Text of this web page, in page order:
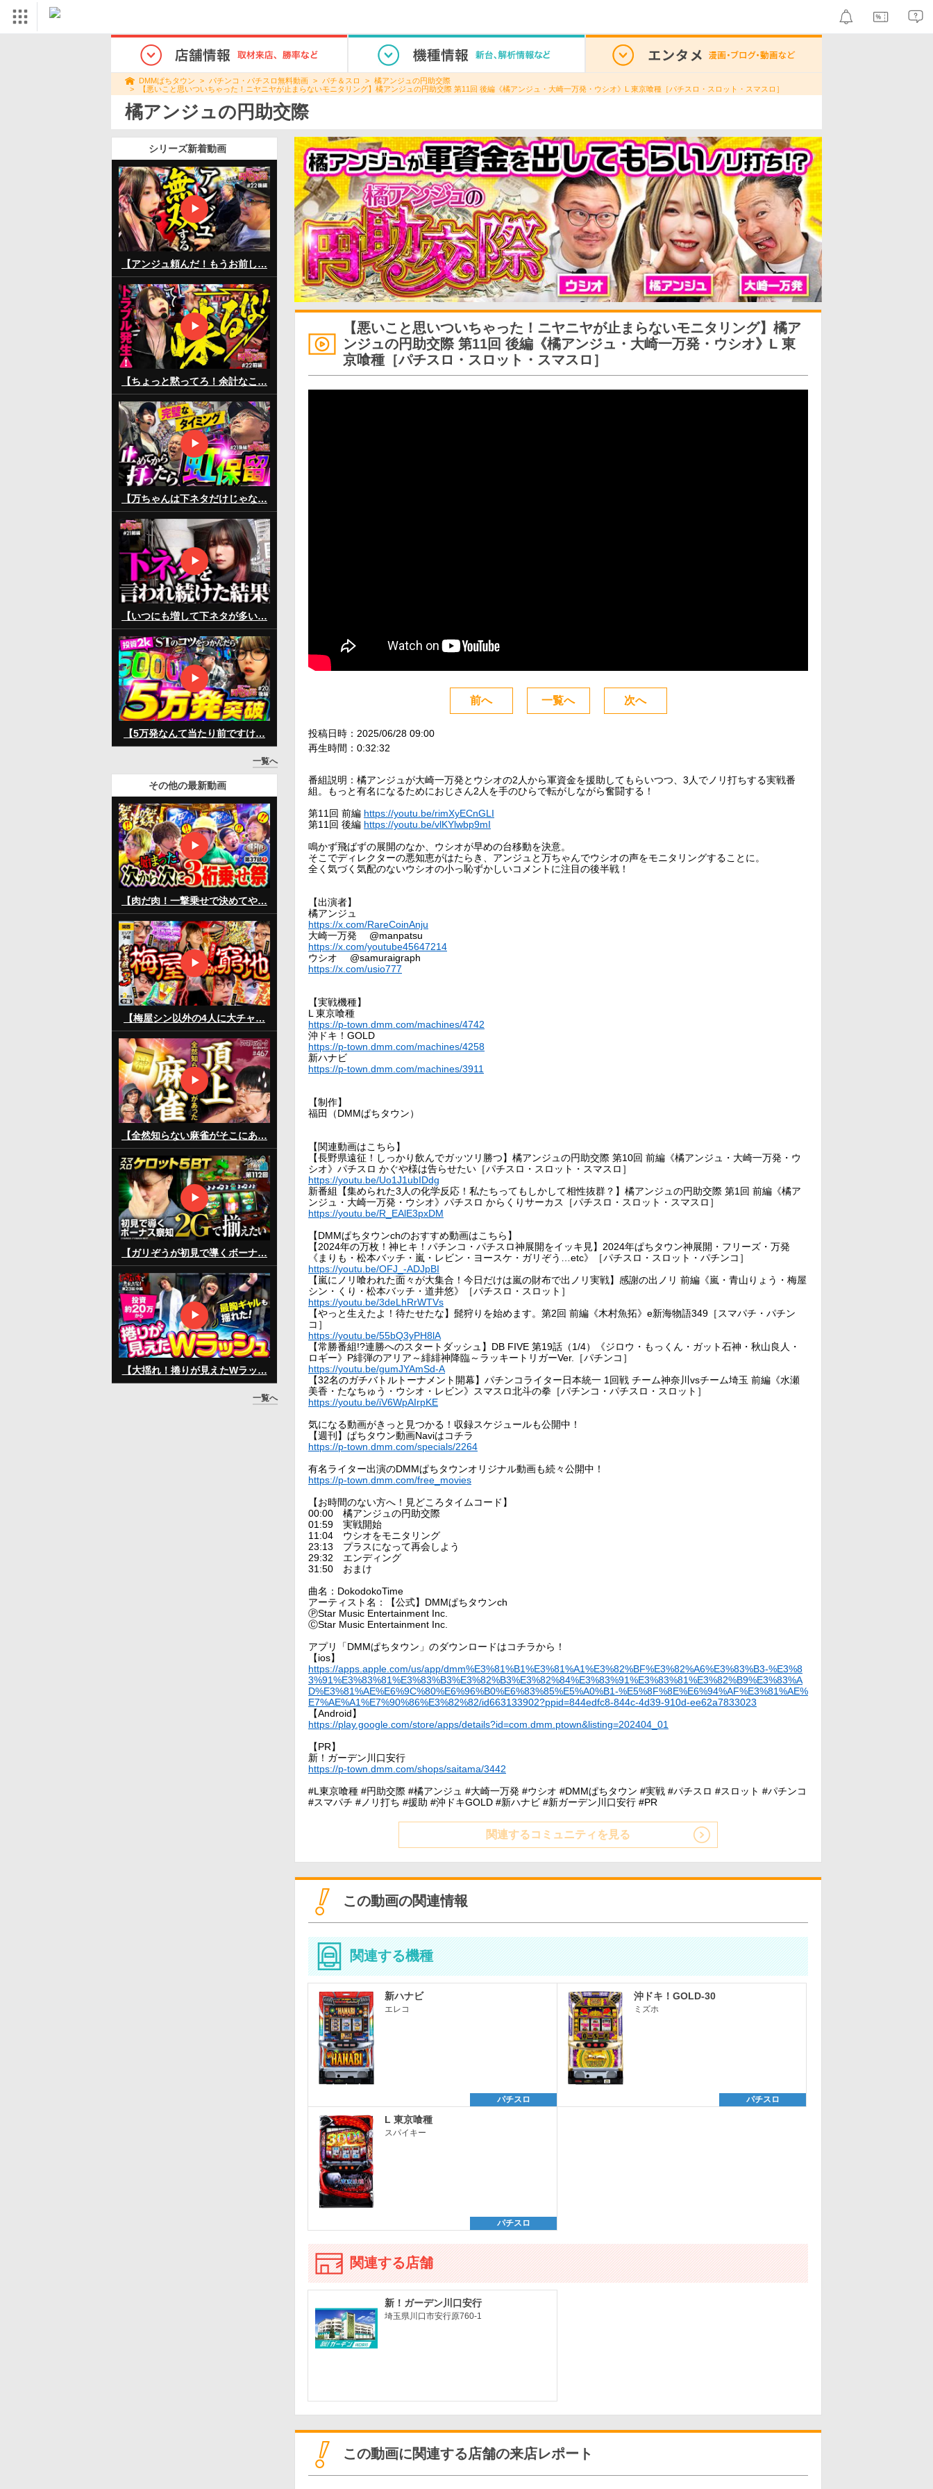
DMMぱちタウン パチンコ・パチスロ無料動画 パチ＆スロ
橘アンジュの円助交際
【悪いこと思いついちゃった！ニヤニヤが止まらないモニタリング】橘アンジュの円助交際 第11回 後編《橘アンジュ・大崎一万発・ウシオ》L 東京喰種［パチスロ・スロット・スマスロ］
橘アンジュの円助交際
シリーズ新着動画
【アンジュ頼んだ！もうお前し…
【ちょっと黙ってろ！余計なこ…
【万ちゃんは下ネタだけじゃな…
【いつにも増して下ネタが多い…
【5万発なんて当たり前ですけ…
一覧へ
その他の最新動画
【肉だ肉！一撃乗せで決めてや…
【梅屋シン以外の4人に大チャ…
【全然知らない麻雀がそこにあ…
【ガリぞうが初見で導くボーナ…
【大揺れ！捲りが見えたWラッ…
一覧へ
【悪いこと思いついちゃった！ニヤニヤが止まらないモニタリング】橘ア
ンジュの円助交際 第11回 後編《橘アンジュ・大崎一万発・ウシオ》L 東
京喰種［パチスロ・スロット・スマスロ］
前へ 一覧へ 次へ
投稿日時：2025/06/28 09:00
再生時間：0:32:32
番組説明：橘アンジュが大崎一万発とウシオの2人から軍資金を援助してもらいつつ、3人でノリ打ちする実戦番
組。もっと有名になるためにおじさん2人を手のひらで転がしながら奮闘する！
第11回 前編 https://youtu.be/rimXyECnGLI
第11回 後編 https://youtu.be/vlKYlwbp9mI
鳴かず飛ばずの展開のなか、ウシオが早めの台移動を決意。
そこでディレクターの悪知恵がはたらき、アンジュと万ちゃんでウシオの声をモニタリングすることに。
全く気づく気配のないウシオの小っ恥ずかしいコメントに注目の後半戦！
【出演者】
橘アンジュ
https://x.com/RareCoinAnju
大崎一万発 @manpatsu
https://x.com/youtube45647214
ウシオ @samuraigraph
https://x.com/usio777
【実戦機種】
L 東京喰種
https://p-town.dmm.com/machines/4742
沖ドキ！GOLD
https://p-town.dmm.com/machines/4258
新ハナビ
https://p-town.dmm.com/machines/3911
【制作】
福田（DMMぱちタウン）
【関連動画はこちら】
【長野県遠征！しっかり飲んでガッツリ勝つ】橘アンジュの円助交際 第10回 前編《橘アンジュ・大崎一万発・ウ
シオ》パチスロ かぐや様は告らせたい［パチスロ・スロット・スマスロ］
https://youtu.be/Uo1J1ubIDdg
新番組【集められた3人の化学反応！私たちってもしかして相性抜群？】橘アンジュの円助交際 第1回 前編《橘ア
ンジュ・大崎一万発・ウシオ》パチスロ からくりサーカス［パチスロ・スロット・スマスロ］
https://youtu.be/R_EAlE3pxDM
【DMMぱちタウンchのおすすめ動画はこちら】
【2024年の万枚！神ヒキ！パチンコ・パチスロ神展開をイッキ見】2024年ぱちタウン神展開・フリーズ・万発
《まりも・松本バッチ・嵐・レビン・ヨースケ・ガリぞう…etc》［パチスロ・スロット・パチンコ］
https://youtu.be/OFJ_-ADJpBI
【嵐にノリ喰われた面々が大集合！今日だけは嵐の財布で出ノリ実戦】感謝の出ノリ 前編《嵐・青山りょう・梅屋
シン・くり・松本バッチ・道井悠》［パチスロ・スロット］
https://youtu.be/3deLhRrWTVs
【やっと生えたよ！待たせたな】髭狩りを始めます。第2回 前編《木村魚拓》e新海物語349［スマパチ・パチン
コ］
https://youtu.be/55bQ3yPH8lA
【常勝番組!?連勝へのスタートダッシュ】DB FIVE 第19話（1/4）《ジロウ・もっくん・ガット石神・秋山良人・
ロギー》P緋弾のアリア～緋緋神降臨～ラッキートリガーVer.［パチンコ］
https://youtu.be/gumJYAmSd-A
【32名のガチバトルトーナメント開幕】パチンコライター日本統一 1回戦 チーム神奈川vsチーム埼玉 前編《水瀬
美香・たなちゅう・ウシオ・レビン》スマスロ北斗の拳［パチンコ・パチスロ・スロット］
https://youtu.be/iV6WpAIrpKE
気になる動画がきっと見つかる！収録スケジュールも公開中！
【週刊】ぱちタウン動画Naviはコチラ
https://p-town.dmm.com/specials/2264
有名ライター出演のDMMぱちタウンオリジナル動画も続々公開中！
https://p-town.dmm.com/free_movies
【お時間のない方へ！見どころタイムコード】
00:00 橘アンジュの円助交際
01:59 実戦開始
11:04 ウシオをモニタリング
23:13 プラスになって再会しよう
29:32 エンディング
31:50 おまけ
曲名：DokodokoTime
アーティスト名：【公式】DMMぱちタウンch
ⓅStar Music Entertainment Inc.
ⒸStar Music Entertainment Inc.
アプリ「DMMぱちタウン」のダウンロードはコチラから！
【ios】
https://apps.apple.com/us/app/dmm%E3%81%B1%E3%81%A1%E3%82%BF%E3%82%A6%E3%83%B3-%E3%8
3%91%E3%83%81%E3%83%B3%E3%82%B3%E3%82%84%E3%83%91%E3%83%81%E3%82%B9%E3%83%A
D%E3%81%AE%E6%9C%80%E6%96%B0%E6%83%85%E5%A0%B1-%E5%8F%8E%E6%94%AF%E3%81%AE%
E7%AE%A1%E7%90%86%E3%82%82/id663133902?ppid=844edfc8-844c-4d39-910d-ee62a7833023
【Android】
https://play.google.com/store/apps/details?id=com.dmm.ptown&listing=202404_01
【PR】
新！ガーデン川口安行
https://p-town.dmm.com/shops/saitama/3442
#L東京喰種 #円助交際 #橘アンジュ #大崎一万発 #ウシオ #DMMぱちタウン #実戦 #パチスロ #スロット #パチンコ
#スマパチ #ノリ打ち #援助 #沖ドキGOLD #新ハナビ #新ガーデン川口安行 #PR
関連するコミュニティを見る
この動画の関連情報
関連する機種
新ハナビ
エレコ
パチスロ
沖ドキ！GOLD-30
ミズホ
パチスロ
L 東京喰種
スパイキー
パチスロ
関連する店舗
新！ガーデン川口安行
埼玉県川口市安行原760-1
この動画に関連する店舗の来店レポート